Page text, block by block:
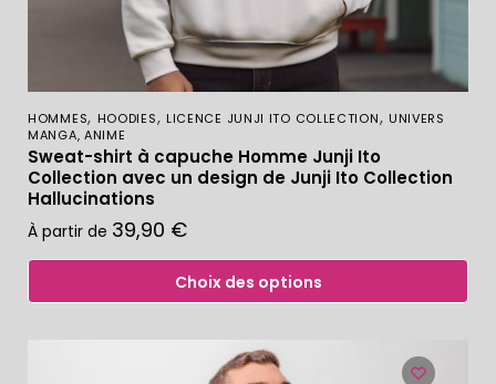
HOMMES, HOODIES, LICENCE JUNJI ITO COLLECTION, UNIVERS
MANGA, ANIME
Sweat-shirt à capuche Homme Junji Ito
Collection avec un design de Junji Ito Collection
Hallucinations
À partir de 39,90 €
Choix des options